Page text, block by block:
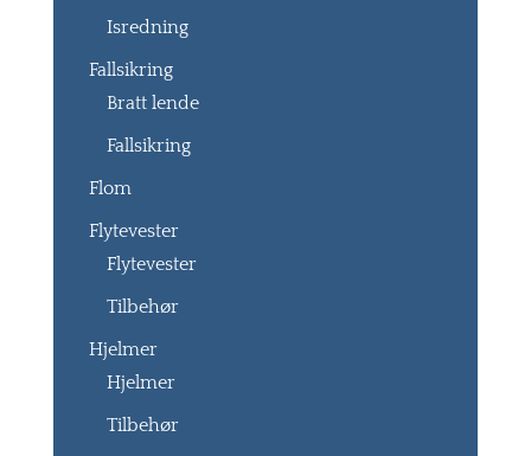
Isredning
Fallsikring
Bratt lende
Fallsikring
Flom
Flytevester
Flytevester
Tilbehør
Hjelmer
Hjelmer
Tilbehør